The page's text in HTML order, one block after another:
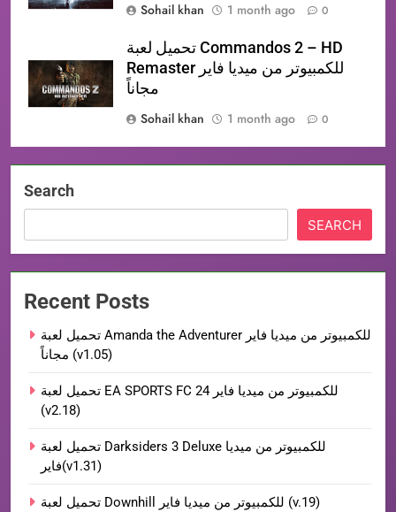
Sohail khan
1 month ago 0
تحميل لعبة Commandos 2 – HD
Remaster للكمبيوتر من ميديا فاير
مجاناً
Sohail khan
1 month ago 0
Search
SEARCH
Recent Posts
تحميل لعبة Amanda the Adventurer للكمبيوتر من ميديا فاير
مجاناً (v1.05)
تحميل لعبة EA SPORTS FC 24 للكمبيوتر من ميديا فاير
(v2.18)
تحميل لعبة Darksiders 3 Deluxe للكمبيوتر من ميديا
فاير(v1.31)
تحميل لعبة Downhill للكمبيوتر من ميديا فاير (v.19)